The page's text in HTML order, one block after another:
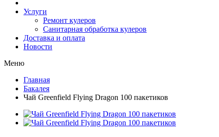
Услуги
Ремонт кулеров
Санитарная обработка кулеров
Доставка и оплата
Новости
Меню
Главная
Бакалея
Чай Greenfield Flying Dragon 100 пакетиков